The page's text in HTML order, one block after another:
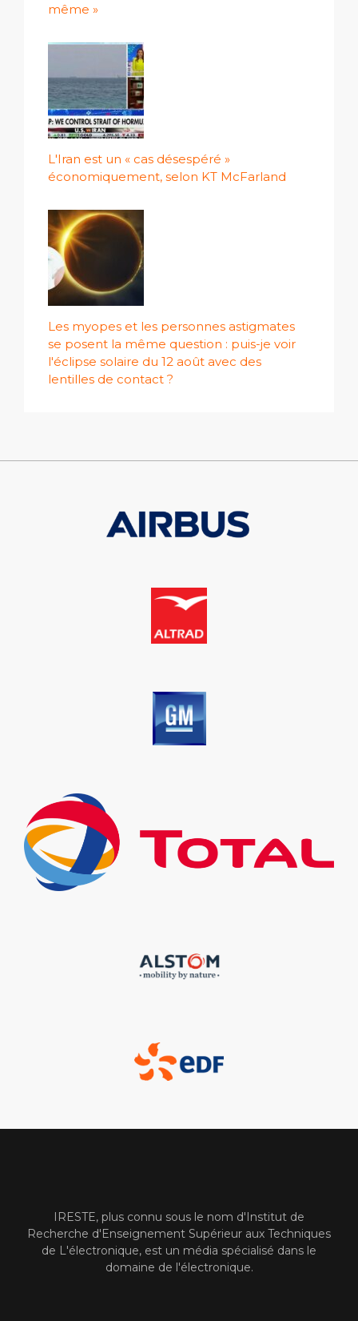
même »
L'Iran est un « cas désespéré »
économiquement, selon KT McFarland
Les myopes et les personnes astigmates
se posent la même question : puis-je voir
l'éclipse solaire du 12 août avec des
lentilles de contact ?
IRESTE, plus connu sous le nom d'Institut de
Recherche d'Enseignement Supérieur aux Techniques
de L'électronique, est un média spécialisé dans le
domaine de l'électronique.